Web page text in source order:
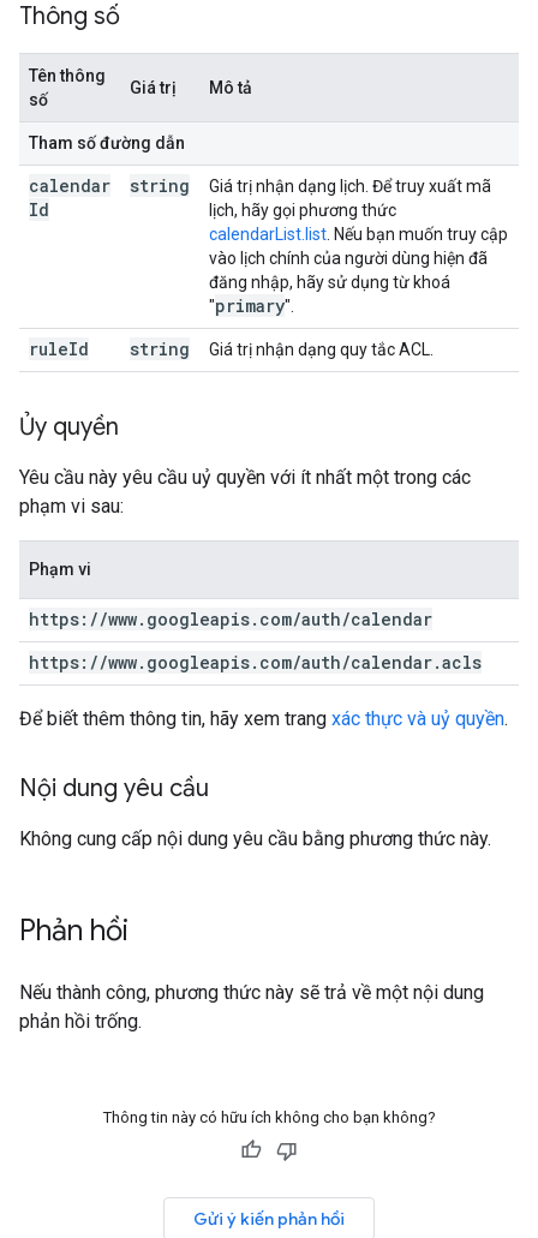
Thông số
Tên thông
số
Giá trị Mô tả
Tham số đường dẫn
calendar
Id
string
Giá trị nhận dạng lịch. Để truy xuất mã
lịch, hãy gọi phương thức
calendarList.list . Nếu bạn muốn truy cập
vào lịch chính của người dùng hiện đã
đăng nhập, hãy sử dụng từ khoá
"primary".
ruleId string Giá trị nhận dạng quy tắc ACL.
Ủy quyền
Yêu cầu này yêu cầu uỷ quyền với ít nhất một trong các
phạm vi sau:
Phạm vi
https: //www. googleapis. com/auth/calendar
https: //www. googleapis. com/auth/calendar.acls
Để biết thêm thông tin, hãy xem trang xác thực và uỷ quyền.
Nội dung yêu cầu
Không cung cấp nội dung yêu cầu bằng phương thức này.
Phản hồi
Nếu thành công, phương thức này sẽ trả về một nội dung
phản hồi trống.
Thông tin này có hữu ích không cho bạn không?
Gửi ý kiến phản hồi